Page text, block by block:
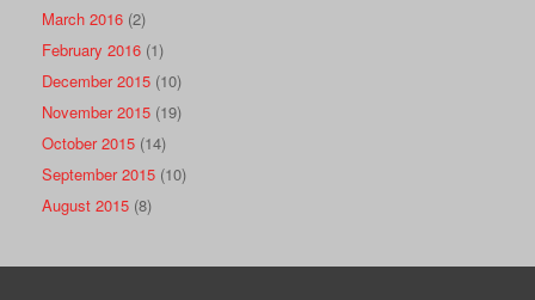
March 2016 (2)
February 2016 (1)
December 2015 (10)
November 2015 (19)
October 2015 (14)
September 2015 (10)
August 2015 (8)